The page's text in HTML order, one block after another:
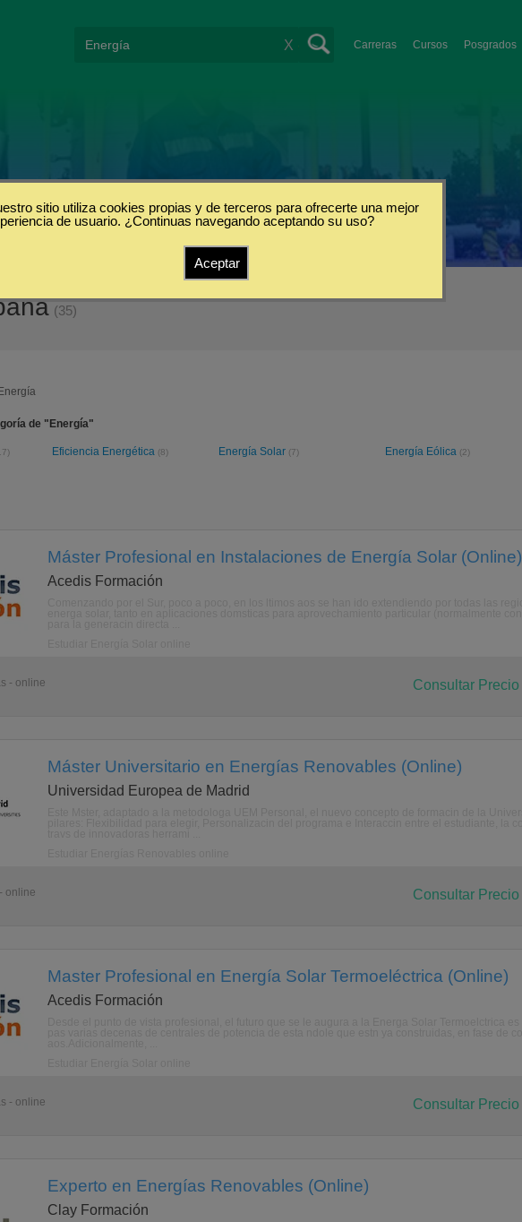
Carreras Cursos Posgrados
X
(35)
Energía
de "Energía"
Eficiencia Energética (8) Energía Solar (7) Energía Eólica (2)
Máster Profesional en Instalaciones de Energía Solar (Online)
Acedis Formación
- online Consultar Precio
Máster Universitario en Energías Renovables (Online)
Universidad Europea de Madrid
online Consultar Precio
Master Profesional en Energía Solar Termoeléctrica (Online)
Acedis Formación
- online Consultar Precio
Experto en Energías Renovables (Online)
Clay Formación
sitio utiliza cookies propias y de terceros para ofrecerte una mejor
de usuario. ¿Continuas navegando aceptando su uso?
Aceptar